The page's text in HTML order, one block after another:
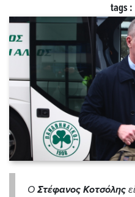
tags :
Ο Στέφανος Κοτσόλης